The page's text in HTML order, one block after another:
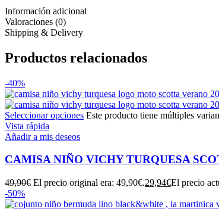
Información adicional
Valoraciones (0)
Shipping & Delivery
Productos relacionados
-40%
Seleccionar opciones Este producto tiene múltiples
Vista rápida
Añadir a mis deseos
CAMISA NIÑO VICHY TURQUESA
49,90€ El precio original era: 49,90€.29,94€El precio
-50%